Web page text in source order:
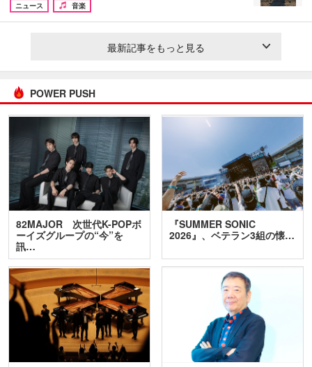
ニュース
音楽
最新記事をもっと見る
POWER PUSH
82MAJOR 次世代K-POPボ
ーイズグループの“今”を
訊…
『SUMMER SONIC
2026』、ベテラン3組の懐…